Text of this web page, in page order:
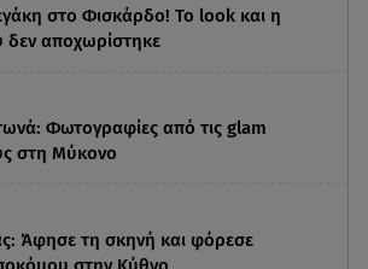
στο Φισκάρδο! Το look και η
δεν αποχωρίστηκε
Φωτογραφίες από τις glam
στη Μύκονο
Άφησε τη σκηνή και φόρεσε